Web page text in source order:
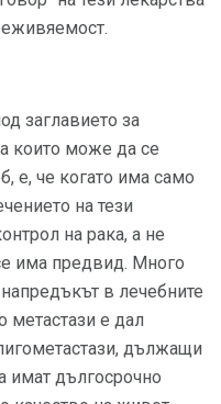
заглавието за
които може да се
е, че когато има само
на тези
на рака, а не
има предвид. Много
в лечебните
метастази е дал
дължащи
имат дългосрочно